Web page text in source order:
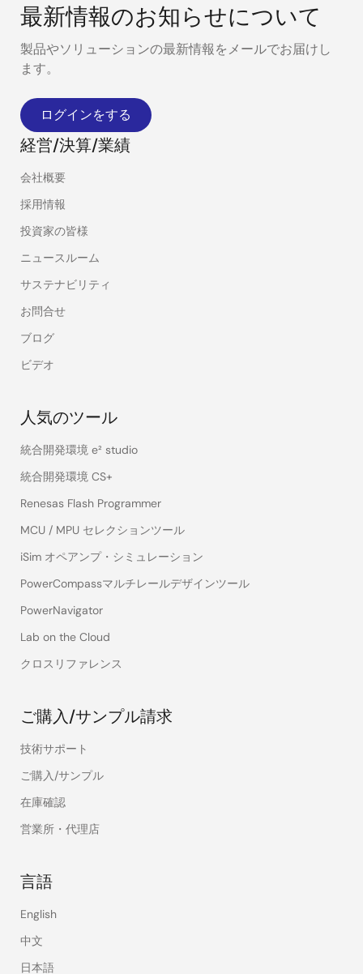
最新情報のお知らせについて
製品やソリューションの最新情報をメールでお届けし
ます。
ログインをする
経営/決算/業績
会社概要
採用情報
投資家の皆様
ニュースルーム
サステナビリティ
お問合せ
ブログ
ビデオ
人気のツール
統合開発環境 e² studio
統合開発環境 CS+
Renesas Flash Programmer
MCU / MPU セレクションツール
iSim オペアンプ・シミュレーション
PowerCompassマルチレールデザインツール
PowerNavigator
Lab on the Cloud
クロスリファレンス
ご購入/サンプル請求
技術サポート
ご購入/サンプル
在庫確認
営業所・代理店
言語
English
中文
日本語